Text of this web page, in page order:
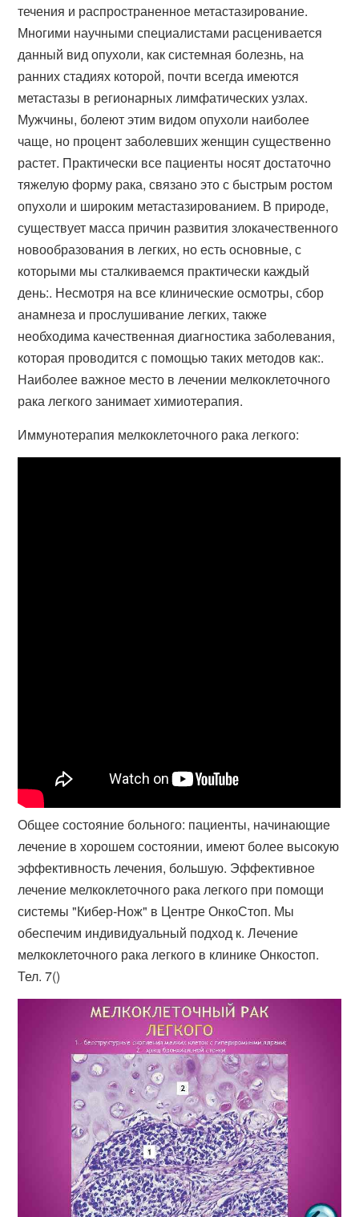
течения и распространенное метастазирование.
Многими научными специалистами расценивается
данный вид опухоли, как системная болезнь, на
ранних стадиях которой, почти всегда имеются
метастазы в регионарных лимфатических узлах.
Мужчины, болеют этим видом опухоли наиболее
чаще, но процент заболевших женщин существенно
растет. Практически все пациенты носят достаточно
тяжелую форму рака, связано это с быстрым ростом
опухоли и широким метастазированием. В природе,
существует масса причин развития злокачественного
новообразования в легких, но есть основные, с
которыми мы сталкиваемся практически каждый
день:. Несмотря на все клинические осмотры, сбор
анамнеза и прослушивание легких, также
необходима качественная диагностика заболевания,
которая проводится с помощью таких методов как:.
Наиболее важное место в лечении мелкоклеточного
рака легкого занимает химиотерапия.
Иммунотерапия мелкоклеточного рака легкого:
Общее состояние больного: пациенты, начинающие
лечение в хорошем состоянии, имеют более высокую
эффективность лечения, большую. Эффективное
лечение мелкоклеточного рака легкого при помощи
системы "​Кибер-Нож" в Центре ОнкоСтоп. Мы
обеспечим индивидуальный подход к. Лечение
мелкоклеточного рака легкого в клинике Онкостоп.
Тел. 7()